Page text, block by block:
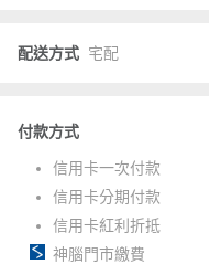
配送方式 宅配
付款方式
信用卡一次付款
信用卡分期付款
信用卡紅利折抵
神腦門市繳費